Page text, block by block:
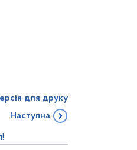
для друку
Наступна